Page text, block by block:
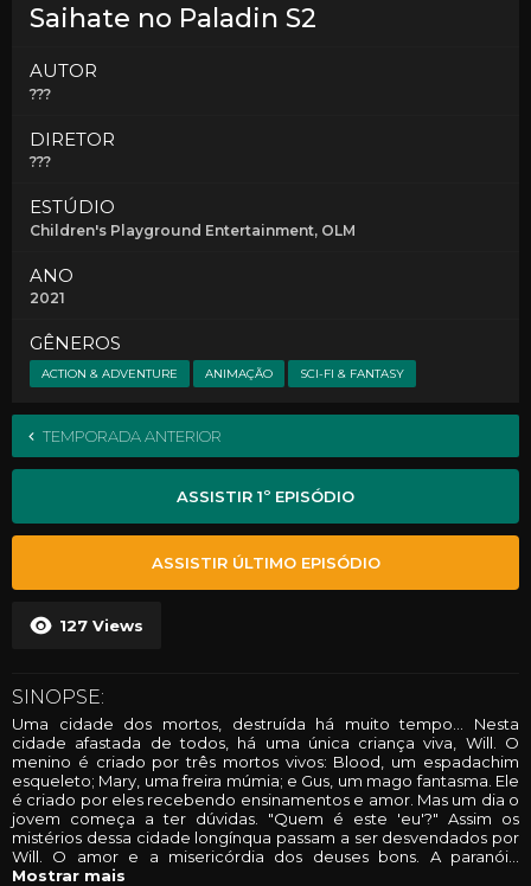
Saihate no Paladin S2
AUTOR
???
DIRETOR
???
ESTÚDIO
Children's Playground Entertainment, OLM
ANO
2021
GÊNEROS
ACTION & ADVENTURE ANIMAÇÃO SCI-FI & FANTASY
TEMPORADA ANTERIOR
127 Views
ASSISTIR 1º EPISÓDIO
ASSISTIR ÚLTIMO EPISÓDIO
SINOPSE:
Uma cidade dos mortos, destruída há muito tempo... Nesta
cidade afastada de todos, há uma única criança viva, Will. O
menino é criado por três mortos vivos: Blood, um espadachim
esqueleto; Mary, uma freira múmia; e Gus, um mago fantasma. Ele
é criado por eles recebendo ensinamentos e amor. Mas um dia o
jovem começa a ter dúvidas. "Quem é este 'eu'?" Assim os
mistérios dessa cidade longínqua passam a ser desvendados por
Will. O amor e a misericórdia dos deuses bons. A paranói
Mostrar mais